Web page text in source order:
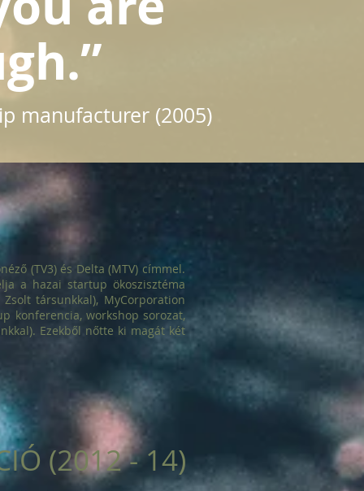
manufacturer (2005)
(TV3) és Delta (MTV) címmel.
a hazai startup ökoszisztéma
társunkkal), MyCorporation
konferencia, workshop sorozat,
Ezekből nőtte ki magát két
(2012 - 14)